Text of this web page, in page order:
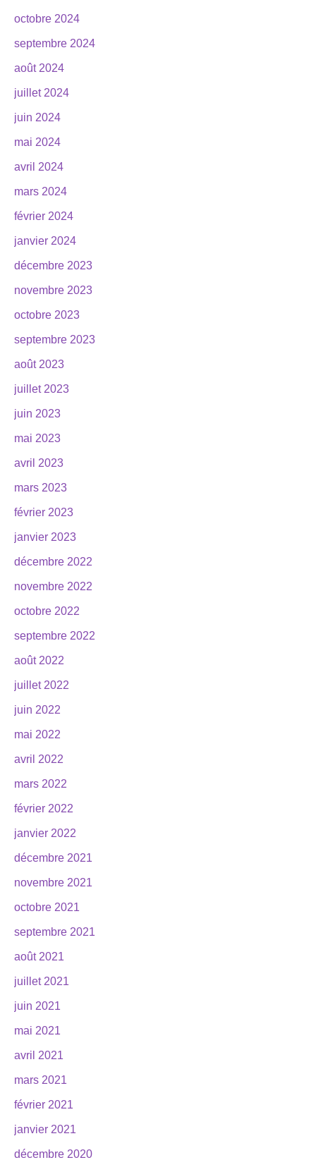
octobre 2024
septembre 2024
août 2024
juillet 2024
juin 2024
mai 2024
avril 2024
mars 2024
février 2024
janvier 2024
décembre 2023
novembre 2023
octobre 2023
septembre 2023
août 2023
juillet 2023
juin 2023
mai 2023
avril 2023
mars 2023
février 2023
janvier 2023
décembre 2022
novembre 2022
octobre 2022
septembre 2022
août 2022
juillet 2022
juin 2022
mai 2022
avril 2022
mars 2022
février 2022
janvier 2022
décembre 2021
novembre 2021
octobre 2021
septembre 2021
août 2021
juillet 2021
juin 2021
mai 2021
avril 2021
mars 2021
février 2021
janvier 2021
décembre 2020